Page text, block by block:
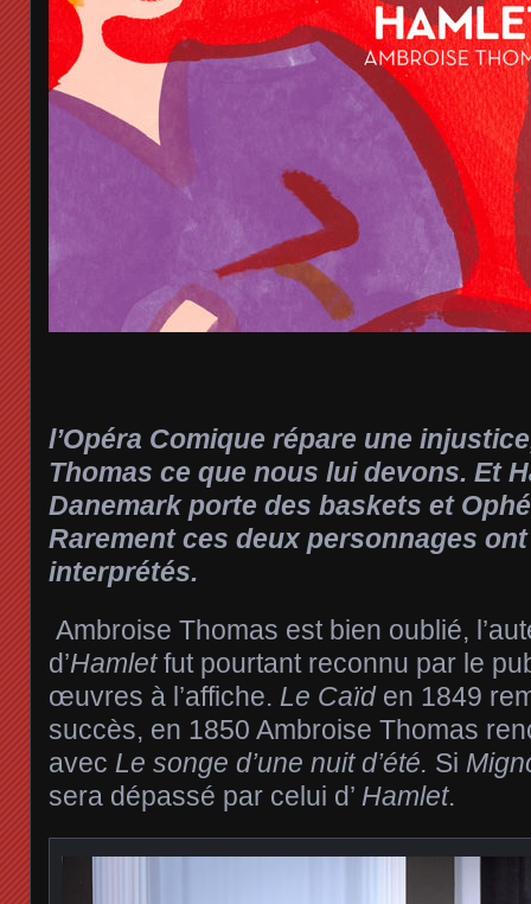
l’Opéra Comique répare une
Thomas ce que nous lui devons. Et
Danemark porte des baskets et
Rarement ces deux personnages
interprétés.
Ambroise Thomas est bien oublié,
d’Hamletfut pourtant reconnu par le
œuvres à l’affiche. Le Caïden 1849
succès, en 1850 Ambroise Thomas
avec Le songe d’une nuit d’été. Si
sera dépassé par celui d’ Hamlet.